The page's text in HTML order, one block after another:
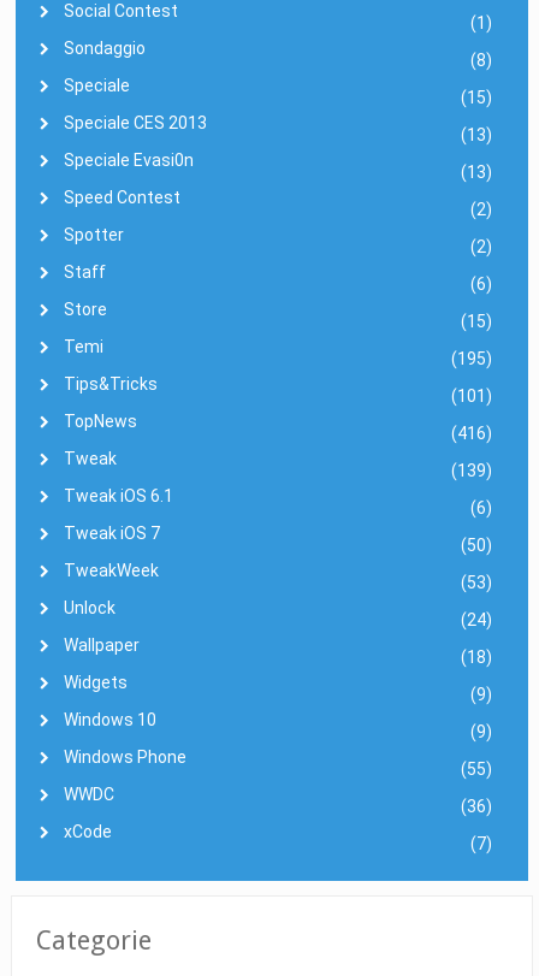
Social Contest
(1)
Sondaggio
(8)
Speciale
(15)
Speciale CES 2013
(13)
Speciale Evasi0n
(13)
Speed Contest
(2)
Spotter
(2)
Staff
(6)
Store
(15)
Temi
(195)
Tips&Tricks
(101)
TopNews
(416)
Tweak
(139)
Tweak iOS 6.1
(6)
Tweak iOS 7
(50)
TweakWeek
(53)
Unlock
(24)
Wallpaper
(18)
Widgets
(9)
Windows 10
(9)
Windows Phone
(55)
WWDC
(36)
xCode
(7)
Categorie